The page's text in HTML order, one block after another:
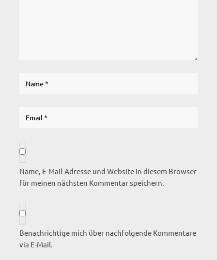
Name, E-Mail-Adresse und Website in diesem Browser
für meinen nächsten Kommentar speichern.
Benachrichtige mich über nachfolgende Kommentare
via E-Mail.